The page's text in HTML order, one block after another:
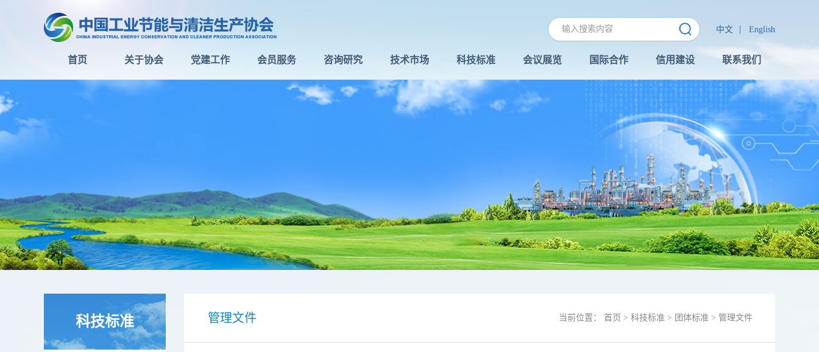
中文 | English
首页 关于协会 党建工作 会员服务 咨询研究 技术市场 科技标准 会议展览 国际合作 信用建设 联系我们
科技标准 管理文件 当前位置： 首页 > 科技标准 > 团体标准 > 管理文件